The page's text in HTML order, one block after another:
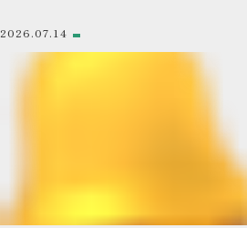
2026.07.14